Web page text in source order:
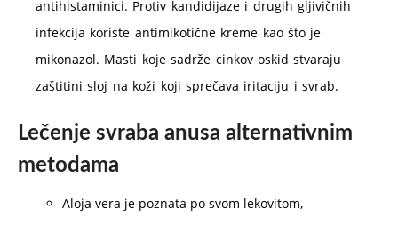
antihistaminici. Protiv kandidijaze i drugih gljivičnih
infekcija koriste antimikotične kreme kao što je
mikonazol. Masti koje sadrže cinkov oskid stvaraju
zaštitini sloj na koži koji sprečava iritaciju i svrab.
Lečenje svraba anusa alternativnim
metodama
Aloja vera je poznata po svom lekovitom,